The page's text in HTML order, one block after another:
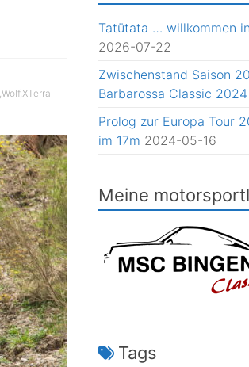
Wolf,XTerra
Tatütata … willkommen
2026-07-22
Zwischenstand Saison
Barbarossa Classic 2024
Prolog zur Europa Tour
im 17m 2024-05-16
Meine
Tags